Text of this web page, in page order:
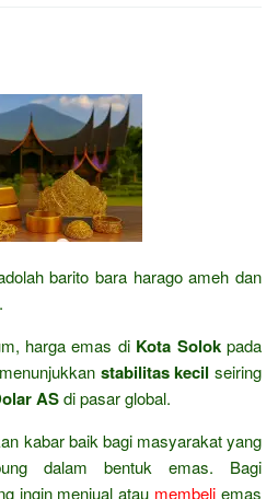
barito bara harago ameh dan
harga emas di Kota Solokpada
stabilitas kecil seiring
ASdi pasar global.
kabar baik bagi masyarakat yang
dalam bentuk emas. Bagi
ingin menjual atau membeli emas